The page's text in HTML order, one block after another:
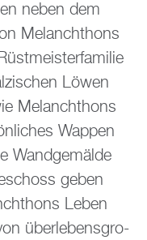
neben dem
Me­lan­chthons
Löwen
Me­lan­chthons
Wap­pen
Wand­ge­mäl­de
geben
Leben
über­le­bens­gro­